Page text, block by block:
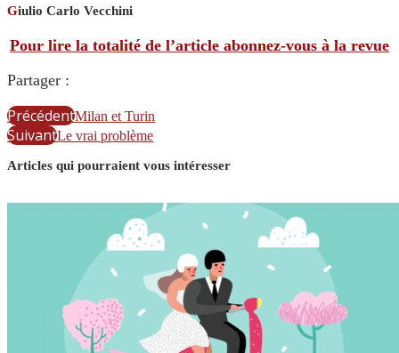
Giulio Carlo Vecchini
Pour lire la totalité de l’article abonnez-vous à la revue
Partager :
PrécédentMilan et Turin
SuivantLe vrai problème
Articles qui pourraient vous intéresser